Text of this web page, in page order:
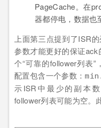
PageCache。在
器都停电，数据也
上面第三点提到了ISR
参数才能更好的保证
个“可靠的follower列表
配置包含一个参数：
示ISR中最少的副本
follower列表可能为空。